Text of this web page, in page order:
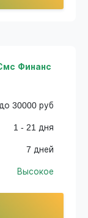
Финанс
30000 руб
1 - 21 дня
7 дней
Высокое